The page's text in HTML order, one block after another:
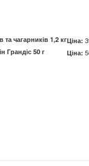
чагарників 1,2 кгЦіна:
Грандіс 50 г
Ціна: